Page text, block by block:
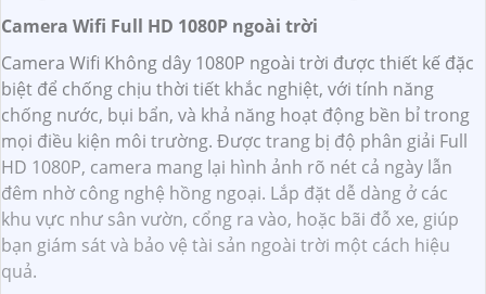
Camera Wifi Full HD 1080P ngoài trời
Camera Wifi Không dây 1080P ngoài trời được thiết kế đặc
biệt để chống chịu thời tiết khắc nghiệt, với tính năng
chống nước, bụi bẩn, và khả năng hoạt động bền bỉ trong
mọi điều kiện môi trường. Được trang bị độ phân giải Full
HD 1080P, camera mang lại hình ảnh rõ nét cả ngày lẫn
đêm nhờ công nghệ hồng ngoại. Lắp đặt dễ dàng ở các
khu vực như sân vườn, cổng ra vào, hoặc bãi đỗ xe, giúp
bạn giám sát và bảo vệ tài sản ngoài trời một cách hiệu
quả.